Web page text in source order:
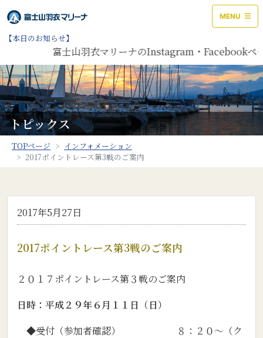
MENU
【本日のお知らせ】
富士山羽衣マリーナのInstagram・Facebookペ
トピックス
TOPページ
インフォメーション
2017ポイントレース第3戦のご案内
2017年5月27日
2017ポイントレース第3戦のご案内
２０１７ポイントレース第３戦のご案内
日時：平成２９年６月１１日（日）
◆受付（参加者確認） ８：２０～（ク